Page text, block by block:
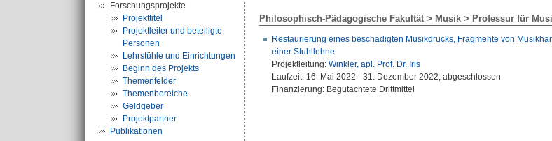
Forschungsprojekte
Projekttitel
Projektleiter und beteiligte
Personen
Lehrstühle und Einrichtungen
Beginn des Projekts
Themenfelder
Themenbereiche
Geldgeber
Projektpartner
Publikationen
Philosophisch-Pädagogische Fakultät > Musik > Professur für
Restaurierung eines beschädigten Musikdrucks, Fragmente von
einer Stuhllehne
Projektleitung: Winkler, apl. Prof. Dr. Iris
Laufzeit: 16. Mai 2022 - 31. Dezember 2022, abgeschlossen
Finanzierung: Begutachtete Drittmittel